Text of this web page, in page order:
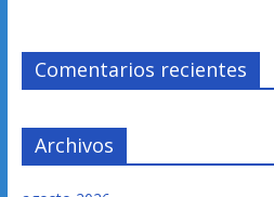
Comentarios recientes
Archivos